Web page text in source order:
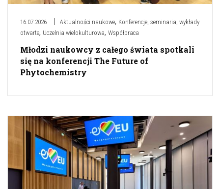
16.07.2026 Aktualności naukowe, Konferencje, seminaria, wykłady
otwarte, Uczelnia wielokulturowa, Współpraca
Młodzi naukowcy z całego świata spotkali
się na konferencji The Future of
Phytochemistry